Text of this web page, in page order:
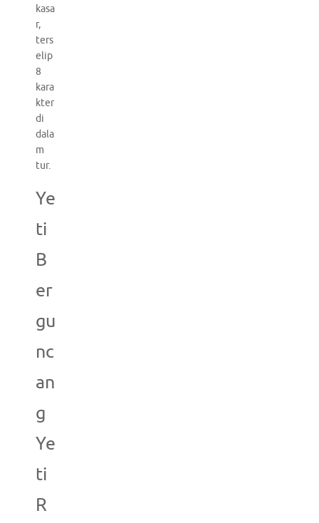
kasa
r,
ters
elip
8
kara
kter
di
dala
m
tur.
Ye
ti
B
er
gu
nc
an
g
Ye
ti
R